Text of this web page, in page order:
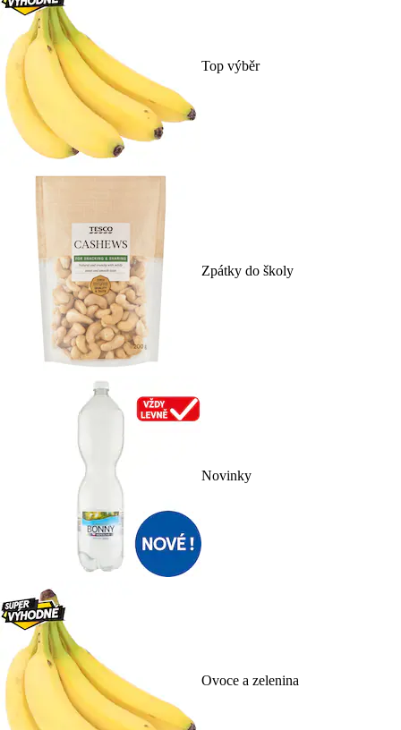
Top výběr
Zpátky do školy
Novinky
Ovoce a zelenina